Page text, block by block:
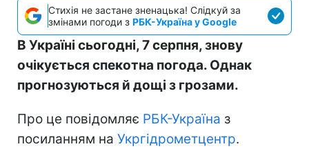
Стихія не застане зненацька! Слідкуй за
змінами погоди з РБК-Україна у Google
В Україні сьогодні, 7 серпня, знову
очікується спекотна погода. Однак
прогнозуються й дощі з грозами.
Про це повідомляє РБК-Україна з
посиланням на Укргідрометцентр.